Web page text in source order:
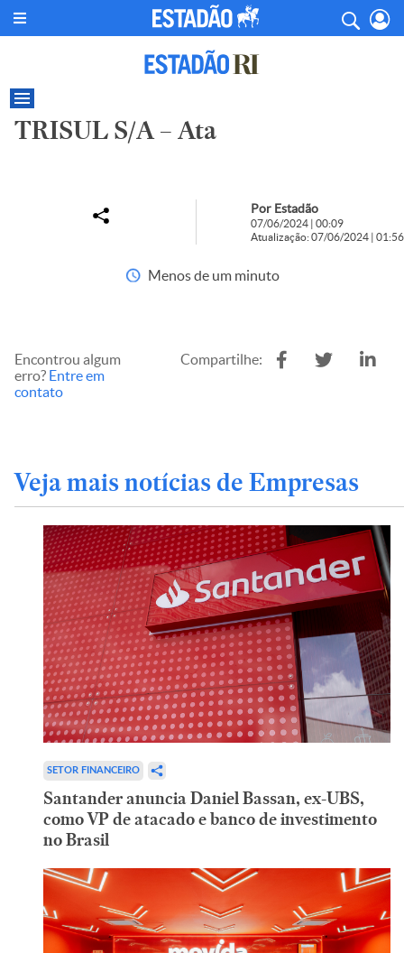
TRISUL S/A – Ata
Por Estadão
07/06/2024 | 00:09
Atualização: 07/06/2024 | 01:56
Menos de um minuto
Encontrou algum
erro? Entre em
contato
Compartilhe:
Veja mais notícias de Empresas
SETOR FINANCEIRO
Santander anuncia Daniel Bassan, ex-UBS,
como VP de atacado e banco de investimento
no Brasil